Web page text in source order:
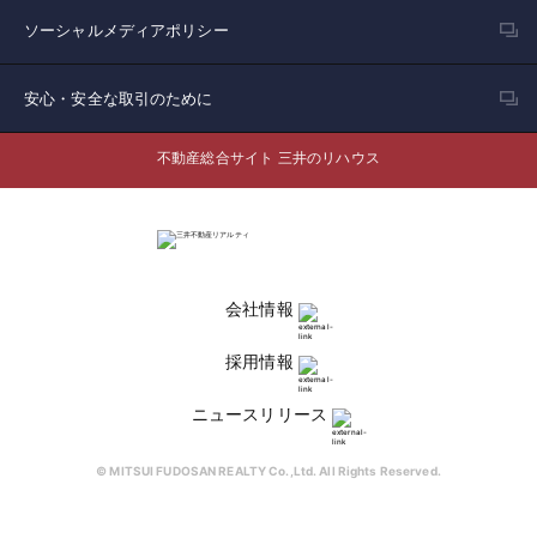
ソーシャルメディアポリシー
安心・安全な取引のために
不動産総合サイト 三井のリハウス
会社情報
採用情報
ニュースリリース
© MITSUI FUDOSAN REALTY Co.,Ltd. All Rights Reserved.